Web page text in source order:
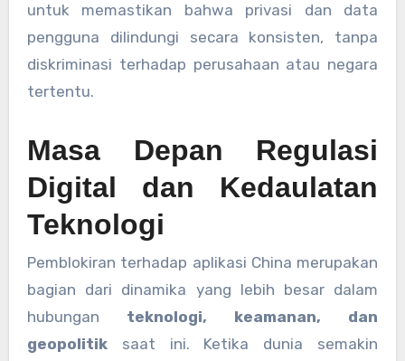
untuk memastikan bahwa privasi dan data
pengguna dilindungi secara konsisten, tanpa
diskriminasi terhadap perusahaan atau negara
tertentu.
Masa Depan Regulasi
Digital dan Kedaulatan
Teknologi
Pemblokiran terhadap aplikasi China merupakan
bagian dari dinamika yang lebih besar dalam
hubungan teknologi, keamanan, dan
geopolitiksaat ini. Ketika dunia semakin